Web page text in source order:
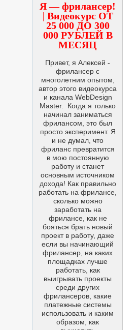
Я — фрилансер!
| Видеокурс ОТ
25 000 ДО 300
000 РУБЛЕЙ В
МЕСЯЦ
Привет, я Алексей -
фрилансер с
многолетним опытом,
автор этого видеокурса
и канала WebDesign
Master. Когда я только
начинал заниматься
фрилансом, это был
просто эксперимент. Я
и не думал, что
фриланс превратится
в мою постоянную
работу и станет
основным источником
дохода! Как правильно
работать на фрилансе,
сколько можно
заработать на
фрилансе, как не
бояться брать новый
проект в работу, даже
если вы начинающий
фрилансер, на каких
площадках лучше
работать, как
выигрывать проекты
среди других
фрилансеров, какие
платежные системы
использовать и каким
образом, как